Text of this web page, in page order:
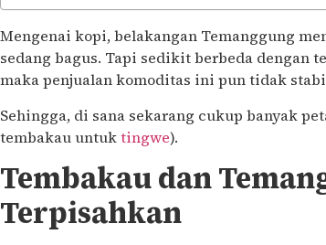
Mengenai kopi, belakangan Temanggung
sedang bagus. Tapi sedikit berbeda dengan
maka penjualan komoditas ini pun tidak
Sehingga, di sana sekarang cukup banyak
tembakau untuktingwe).
Tembakau dan
Terpisahkan